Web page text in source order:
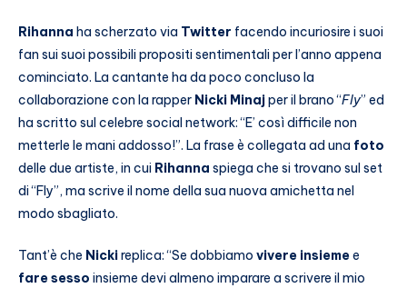
Rihanna ha scherzato via Twitter facendo incuriosire i suoi
fan sui suoi possibili propositi sentimentali per l’anno appena
cominciato. La cantante ha da poco concluso la
collaborazione con la rapper Nicki Minajper il brano “Fly” ed
ha scritto sul celebre social network: “E’ così difficile non
metterle le mani addosso!”. La frase è collegata ad una foto
delle due artiste, in cui Rihanna spiega che si trovano sul set
di “Fly”, ma scrive il nome della sua nuova amichetta nel
modo sbagliato.
Tant’è che Nickireplica: “Se dobbiamo vivere insiemee
fare sesso insieme devi almeno imparare a scrivere il mio